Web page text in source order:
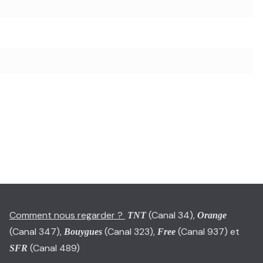
Comment nous regarder ? TNT(Canal 34), Orange
(Canal 347), Bouygues (Canal 323), Free (Canal 937) et
SFR (Canal 489)